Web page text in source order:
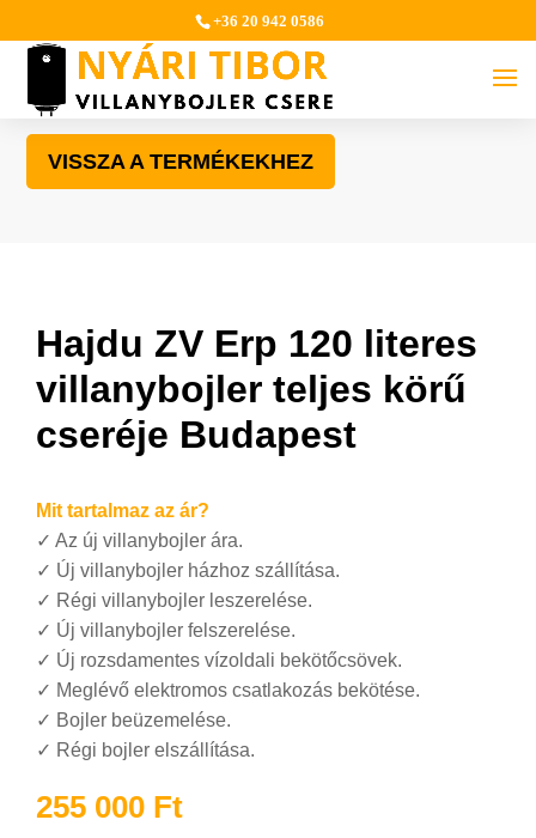
+36 20 942 0586
VISSZA A TERMÉKEKHEZ
Hajdu ZV Erp 120 literes
villanybojler teljes körű
cseréje Budapest
Mit tartalmaz az ár?
✓ Az új villanybojler ára.
✓ Új villanybojler házhoz szállítása.
✓ Régi villanybojler leszerelése.
✓ Új villanybojler felszerelése.
✓ Új rozsdamentes vízoldali bekötőcsövek.
✓ Meglévő elektromos csatlakozás bekötése.
✓ Bojler beüzemelése.
✓ Régi bojler elszállítása.
255 000 Ft